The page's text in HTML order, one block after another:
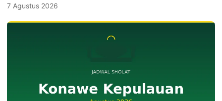
7 Agustus 2026